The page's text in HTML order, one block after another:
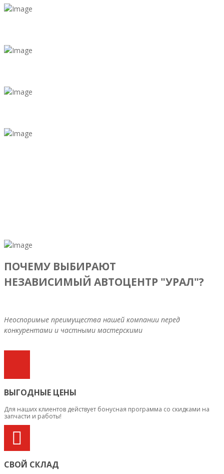
ПОЧЕМУ ВЫБИРАЮТ
НЕЗАВИСИМЫЙ АВТОЦЕНТР "УРАЛ"?
Неоспоримые преимущества нашей компании перед
конкурентами и частными мастерскими
ВЫГОДНЫЕ ЦЕНЫ
Для наших клиентов действует бонусная программа со скидками на
запчасти и работы!
СВОЙ СКЛАД